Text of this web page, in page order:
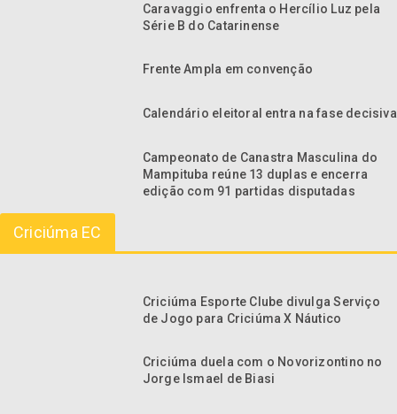
Caravaggio enfrenta o Hercílio Luz pela
Série B do Catarinense
Frente Ampla em convenção
Calendário eleitoral entra na fase decisiva
Campeonato de Canastra Masculina do
Mampituba reúne 13 duplas e encerra
edição com 91 partidas disputadas
Criciúma EC
Criciúma Esporte Clube divulga Serviço
de Jogo para Criciúma X Náutico
Criciúma duela com o Novorizontino no
Jorge Ismael de Biasi